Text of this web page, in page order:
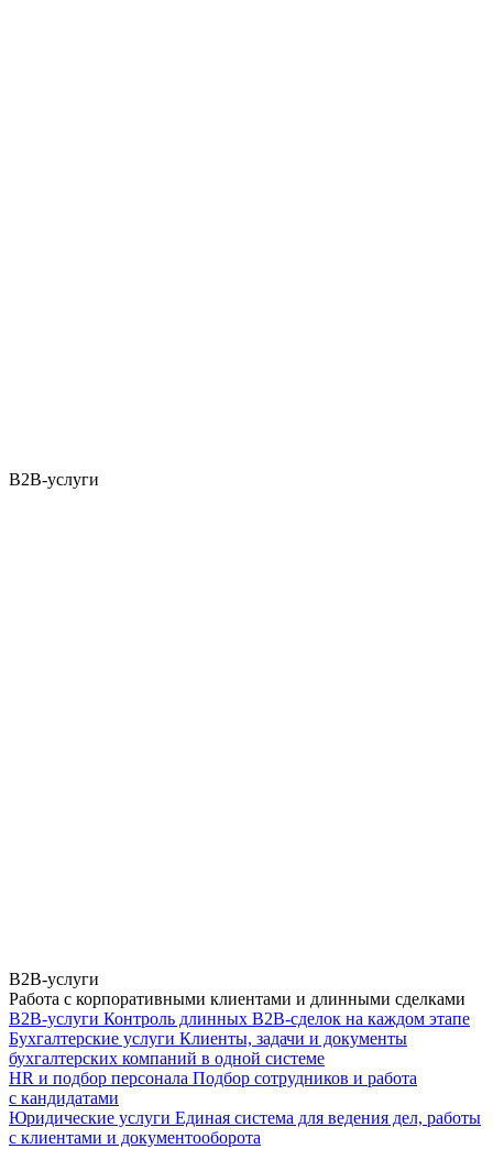
B2B-услуги
B2B-услуги
Работа с корпоративными клиентами и длинными сделками
B2B-услуги Контроль длинных B2B-сделок на каждом этапе
Бухгалтерские услуги Клиенты, задачи и документы
бухгалтерских компаний в одной системе
HR и подбор персонала Подбор сотрудников и работа
с кандидатами
Юридические услуги Единая система для ведения дел, работы
с клиентами и документооборота